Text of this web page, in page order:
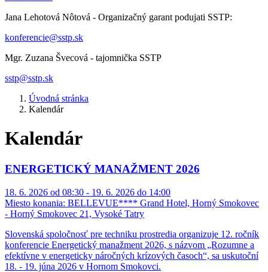
Jana Lehotová Nôtová - Organizačný garant podujati SSTP:
konferencie@sstp.sk
Mgr. Zuzana Švecová - tajomnička SSTP
sstp@sstp.sk
Úvodná stránka
Kalendár
Kalendár
ENERGETICKÝ MANAŽMENT 2026
18. 6. 2026 od 08:30 - 19. 6. 2026 do 14:00
Miesto konania: BELLEVUE**** Grand Hotel, Horný Smokovec
- Horný Smokovec 21, Vysoké Tatry
Slovenská spoločnosť pre techniku prostredia organizuje 12. ročník
konferencie Energetický manažment 2026, s názvom „Rozumne a
efektívne v energeticky náročných krízových časoch“, sa uskutoční
18. - 19. júna 2026 v Hornom Smokovci.